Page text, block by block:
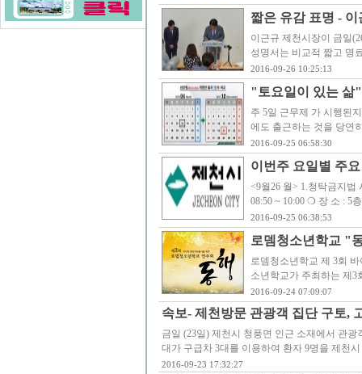
짧은 유감 표명 -
이근규 제천시장이 금일
성명서는 비교적 짧고 명
2016-09-26 10:25:13
"토요일이 있는
주 5일 근무제 가 시행된
에도 출근하는 것을 당연
2016-09-25 06:58:30
이번주 요일별 주
<9월26 월> 1.청탁금지법
08:50 ~ 10:00 ❍ 장 소 : 5
2016-09-25 06:38:53
로뎀청소년학교 "
로뎀청소년학교 제 3회
소년학교가 주최하는 제
2016-09-24 07:09:07
속보- 제천방문 관광객 집단 구토,
금일 (23일) 제천시 청풍면 인근 소재에서 관
대가 구급차 3대를 이용하여 환자 9명을 제천
2016-09-23 17:32:27